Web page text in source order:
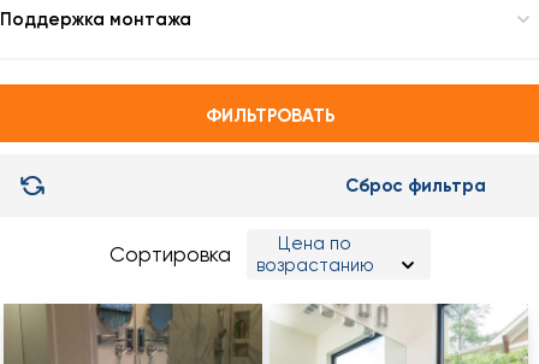
34 X 37
67 X 43.5
Поддержка монтажа
Под столешницы
ФИЛЬТРОВАТЬ
Сброс фильтра
Сортировка
Цена по
возрастанию